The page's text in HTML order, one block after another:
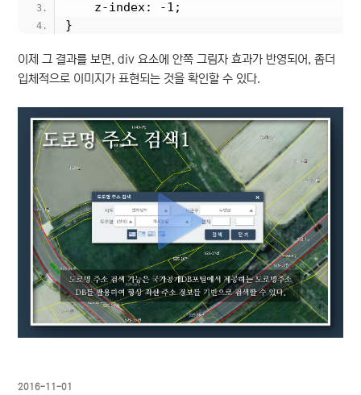
    z-index: -1;
}
이제 그 결과를 보면, div 요소에 안쪽 그림자 효과가 반영되어, 좀더
입체적으로 이미지가 표현되는 것을 확인할 수 있다.
작
2016-11-01